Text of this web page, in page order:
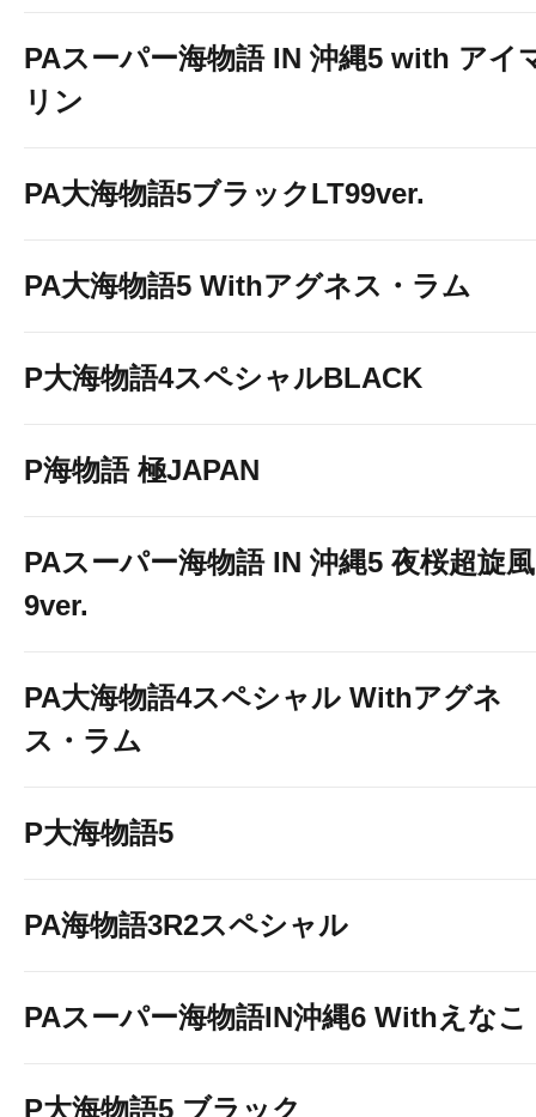
PAスーパー海物語 IN 沖縄5 with アイ
リン
PA大海物語5ブラックLT99ver.
PA大海物語5 Withアグネス・ラム
P大海物語4スペシャルBLACK
P海物語 極JAPAN
PAスーパー海物語 IN 沖縄5 夜桜超旋
9ver.
PA大海物語4スペシャル Withアグネ
ス・ラム
P大海物語5
PA海物語3R2スペシャル
PAスーパー海物語IN沖縄6 Withえなこ
P大海物語5 ブラック